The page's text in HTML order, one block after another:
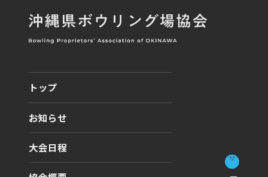
トップ
お知らせ
大会日程